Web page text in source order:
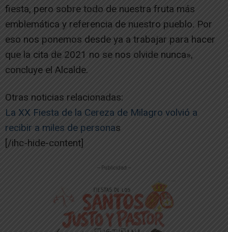
fiesta, pero sobre todo de nuestra fruta más
emblemática y referencia de nuestro pueblo. Por
eso nos ponemos desde ya a trabajar para hacer
que la cita de 2021 no se nos olvide nunca»,
concluye el Alcalde.
Otras noticias relacionadas:
La XX Fiesta de la Cereza de Milagro volvió a
recibir a miles de personas
[/ihc-hide-content]
-- Publicidad --